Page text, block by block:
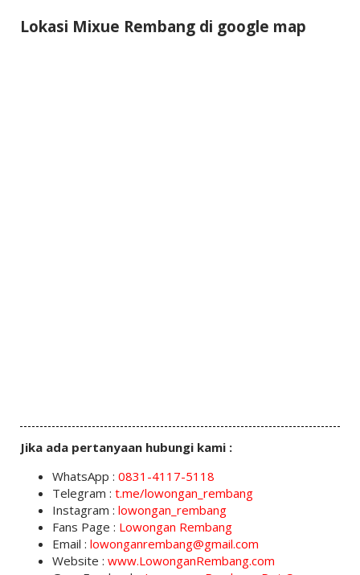
Lokasi Mixue Rembang di google map
Jika ada pertanyaan hubungi kami :
WhatsApp : 0831-4117-5118
Telegram : t.me/lowongan_rembang
Instagram : lowongan_rembang
Fans Page : Lowongan Rembang
Email : lowonganrembang@gmail.com
Website : www.LowonganRembang.com